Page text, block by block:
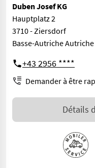
Duben Josef KG
Hauptplatz 2
3710 - Ziersdorf
Basse-Autriche Autriche
+43 2956 ****
Demander à être
Détails